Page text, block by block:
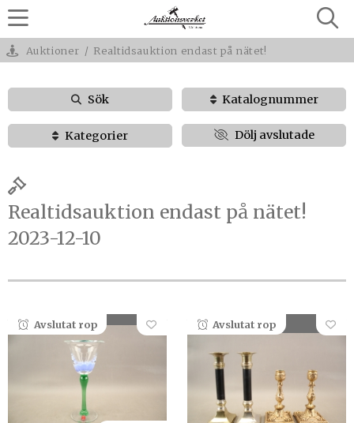
Auktioner / Realtidsauktion endast på nätet!
Sök Katalognummer
Kategorier Dölj avslutade
Realtidsauktion endast på nätet!
2023-12-10
Avslutat rop Avslutat rop